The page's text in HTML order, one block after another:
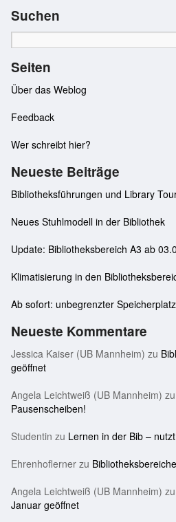
Suchen
Seiten
Über das Weblog
Feedback
Wer schreibt hier?
Neueste Beiträge
Bibliotheksführungen und Library
Neues Stuhlmodell in der Bibliothek
Update: Bibliotheksbereich A3 ab
Klimatisierung in den
Ab sofort: unbegrenzter
Neueste Kommentare
Jessica Kaiser (UB Mannheim) zu
geöffnet
Angela Leichtweiß (UB Mannheim) zu
Pausenscheiben!
Studentin zu Lernen in der Bib –
Ehrenhoflerner zu
Angela Leichtweiß (UB Mannheim) zu
Januar geöffnet